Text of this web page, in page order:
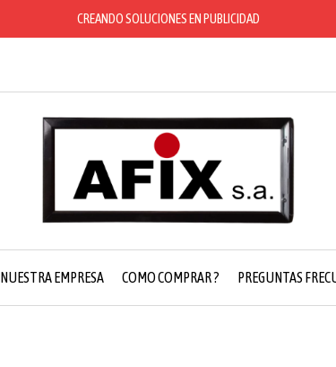
CREANDO SOLUCIONES EN PUBLICIDAD
NUESTRA EMPRESA COMO COMPRAR ? PREGUNTAS